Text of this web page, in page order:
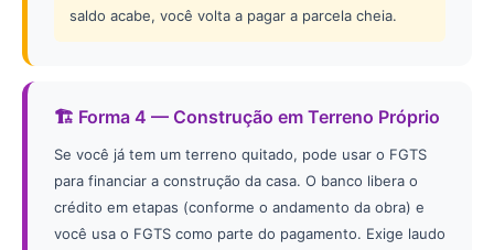
saldo acabe, você volta a pagar a parcela cheia.
🏗️ Forma 4 — Construção em Terreno Próprio
Se você já tem um terreno quitado, pode usar o FGTS
para financiar a construção da casa. O banco libera o
crédito em etapas (conforme o andamento da obra) e
você usa o FGTS como parte do pagamento. Exige laudo